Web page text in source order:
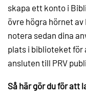
skapa ett konto i
övre högra hörnet
notera sedan dina
plats i biblioteket för
ansluten till PRV
Så här gör du för att